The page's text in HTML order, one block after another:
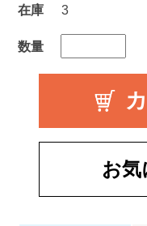
在庫
3
数量
お